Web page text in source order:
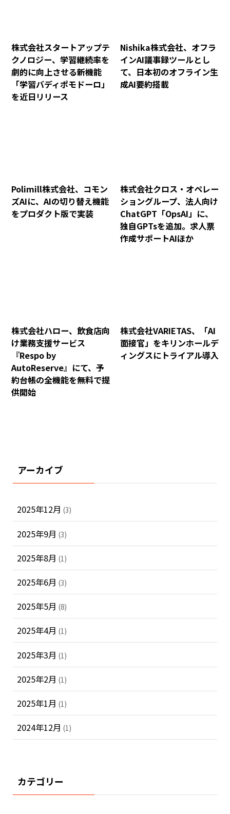
株式会社スタートアップテ
クノロジー、学習継続率を
劇的に向上させる新機能
「学習バディポモドーロ」
を近日リリース
Nishika株式会社、オフラ
インAI議事録ツールとし
て、日本初のオフライン生
成AI要約搭載
Polimill株式会社、コモン
ズAIに、AIの切り替え機能
をプロダクト版で実装
株式会社クロス・オペレー
ショングループ、法人向け
ChatGPT「OpsAI」に、
独自GPTsを追加。求人票
作成サポートAIほか
株式会社ハロー、飲食店向
け業務支援サービス
『Respo by
AutoReserve』にて、予
約台帳の全機能を無料で提
供開始
株式会社VARIETAS、「AI
面接官」をキリンホールデ
ィングスにトライアル導入
アーカイブ
2025年12月 (3)
2025年9月 (3)
2025年8月 (1)
2025年6月 (3)
2025年5月 (8)
2025年4月 (1)
2025年3月 (1)
2025年2月 (1)
2025年1月 (1)
2024年12月 (1)
カテゴリー